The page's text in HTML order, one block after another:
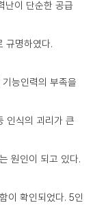
난이 단순한 공급
규명하였다.
능인력의 부족을
인식의 괴리가 큰
원인이 되고 있다.
이 확인되었다. 5인